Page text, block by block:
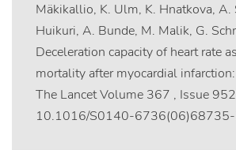
Mäkikallio, K. Ulm, K. Hnatkova, A.
Huikuri, A. Bunde, M. Malik, G.
Deceleration capacity of heart rate
mortality after myocardial
The Lancet Volume 367 , Issue
10.1016/S0140-